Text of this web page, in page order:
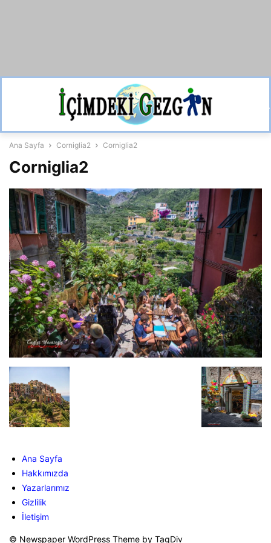
Ana Sayfa Corniglia2 Corniglia2
Corniglia2
Ana Sayfa
Hakkımızda
Yazarlarımız
Gizlilik
İletişim
© Newspaper WordPress Theme by TagDiv